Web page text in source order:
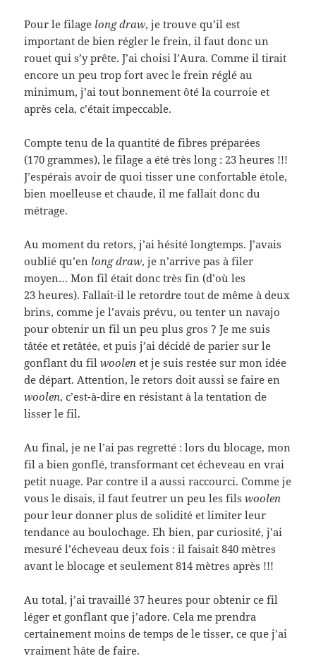
Pour le filage long draw, je trouve qu’il est
important de bien régler le frein, il faut donc un
rouet qui s’y prête. J’ai choisi l’Aura. Comme il tirait
encore un peu trop fort avec le frein réglé au
minimum, j’ai tout bonnement ôté la courroie et
après cela, c’était impeccable.
Compte tenu de la quantité de fibres préparées
(170 grammes), le filage a été très long : 23 heures !!!
J’espérais avoir de quoi tisser une confortable étole,
bien moelleuse et chaude, il me fallait donc du
métrage.
Au moment du retors, j’ai hésité longtemps. J’avais
oublié qu’en long draw, je n’arrive pas à filer
moyen… Mon fil était donc très fin (d’où les
23 heures). Fallait-il le retordre tout de même à deux
brins, comme je l’avais prévu, ou tenter un navajo
pour obtenir un fil un peu plus gros ? Je me suis
tâtée et retâtée, et puis j’ai décidé de parier sur le
gonflant du filwoolen et je suis restée sur mon idée
de départ. Attention, le retors doit aussi se faire en
woolen, c’est-à-dire en résistant à la tentation de
lisser le fil.
Au final, je ne l’ai pas regretté : lors du blocage, mon
fil a bien gonflé, transformant cet écheveau en vrai
petit nuage. Par contre il a aussi raccourci. Comme je
vous le disais, il faut feutrer un peu les filswoolen
pour leur donner plus de solidité et limiter leur
tendance au boulochage. Eh bien, par curiosité, j’ai
mesuré l’écheveau deux fois : il faisait 840 mètres
avant le blocage et seulement 814 mètres après !!!
Au total, j’ai travaillé 37 heures pour obtenir ce fil
léger et gonflant que j’adore. Cela me prendra
certainement moins de temps de le tisser, ce que j’ai
vraiment hâte de faire.